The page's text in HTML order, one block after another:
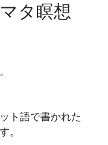
タ瞑想
ト語で書かれた
。